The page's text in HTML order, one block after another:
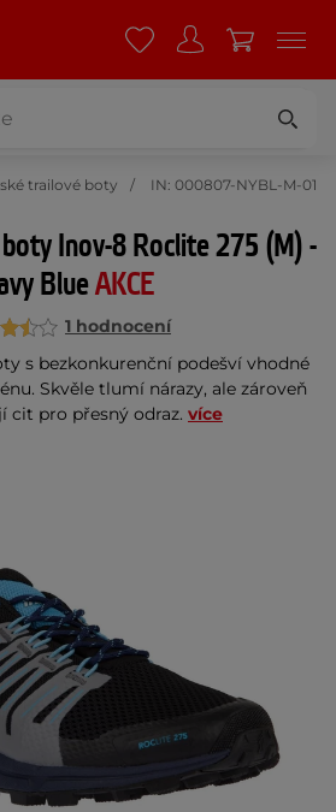
trailové boty IN: 000807-NYBL-M-01
Inov-8 Roclite 275 (M) -
BlueAKCE
1 hodnocení
s bezkonkurenční podešví vhodné
Skvěle tlumí nárazy, ale zároveň
cit pro přesný odraz. více